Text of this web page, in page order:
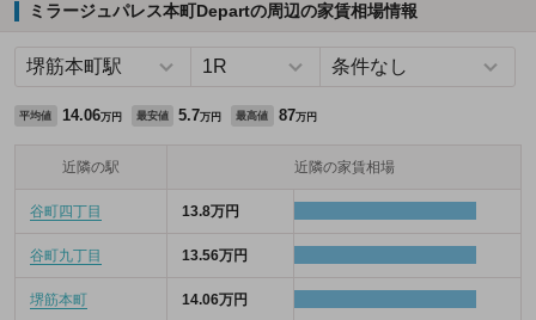
ミラージュパレス本町Departの周辺の家賃相場情報
平均値 14.06万円 最安値 5.7万円 最高値 87万円
近隣の駅 近隣の家賃相場
谷町四丁目 13.8万円
谷町九丁目 13.56万円
堺筋本町 14.06万円